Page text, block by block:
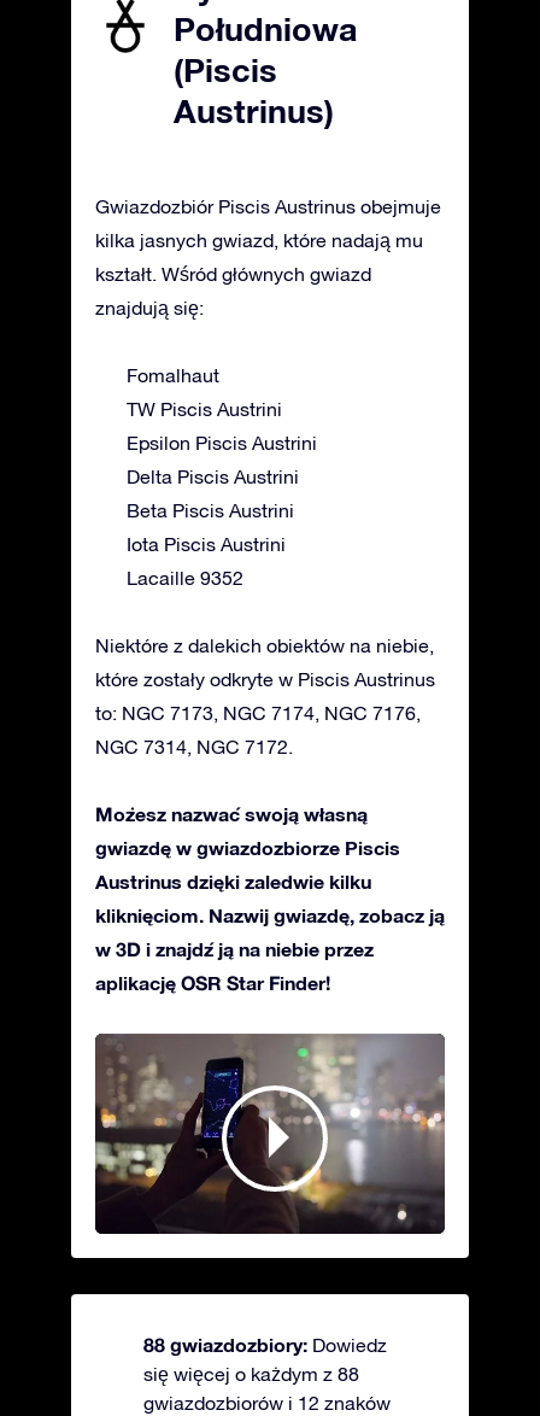
Południowa
(Piscis
Austrinus)
Gwiazdozbiór Piscis Austrinus obejmuje
kilka jasnych gwiazd, które nadają mu
kształt. Wśród głównych gwiazd
znajdują się:
Fomalhaut
TW Piscis Austrini
Epsilon Piscis Austrini
Delta Piscis Austrini
Beta Piscis Austrini
Iota Piscis Austrini
Lacaille 9352
Niektóre z dalekich obiektów na niebie,
które zostały odkryte w Piscis Austrinus
to: NGC 7173, NGC 7174, NGC 7176,
NGC 7314, NGC 7172.
Możesz nazwać swoją własną
gwiazdę w gwiazdozbiorze Piscis
Austrinus dzięki zaledwie kilku
kliknięciom. Nazwij gwiazdę, zobacz ją
w 3D i znajdź ją na niebie przez
aplikację OSR Star Finder!
88 gwiazdozbiory: Dowiedz
się więcej o każdym z 88
gwiazdozbiorów i 12 znaków